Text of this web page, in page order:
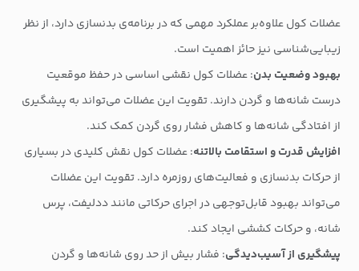
عضلات کول علاوه‌بر عملکرد مهمی که در برنامه‌ی بدنسازی دارد، از نظر
زیبایی‌شناسی نیز حائز اهمیت است.
بهبود وضعیت بدن: عضلات کول نقشی اساسی در حفظ موقعیت
درست شانه‌ها و گردن دارند. تقویت این عضلات می‌تواند به پیشگیری
از افتادگی شانه‌ها و کاهش فشار روی گردن کمک کند.
افزایش قدرت و استقامت بالاتنه: عضلات کول نقش کلیدی در بسیاری
از حرکات بدنسازی و فعالیت‌های روزمره دارد. تقویت این عضلات
می‌تواند بهبود قابل‌توجهی در اجرای حرکاتی مانند ددلیفت، پرس
شانه، و حرکات کششی ایجاد کند.
پیشگیری از آسیب‌دیدگی: فشار بیش از حد روی شانه‌ها و گردن